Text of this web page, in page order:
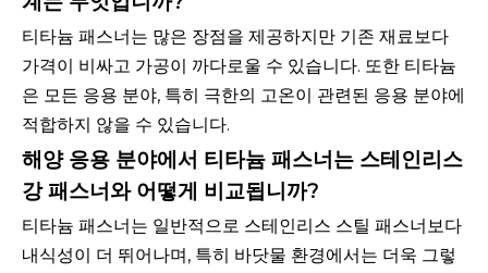
티타늄 패스너는 많은 장점을 제공하지만 기존 재료보다
가격이 비싸고 가공이 까다로울 수 있습니다. 또한 티타늄
은 모든 응용 분야, 특히 극한의 고온이 관련된 응용 분야에
적합하지 않을 수 있습니다.
해양 응용 분야에서 티타늄 패스너는 스테인리스
강 패스너와 어떻게 비교됩니까?
티타늄 패스너는 일반적으로 스테인리스 스틸 패스너보다
내식성이 더 뛰어나며, 특히 바닷물 환경에서는 더욱 그렇